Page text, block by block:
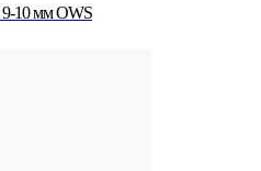
9-10 мм OWS